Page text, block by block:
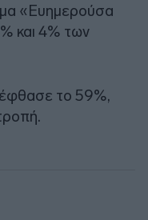
«Ευημερούσα
και 4% των
το 59%,